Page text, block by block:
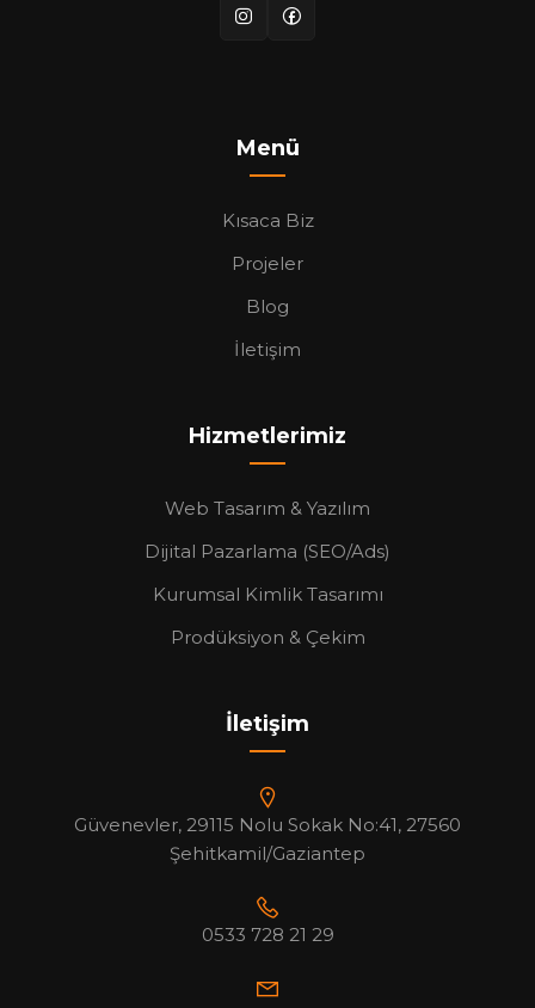
Menü
Kısaca Biz
Projeler
Blog
İletişim
Hizmetlerimiz
Web Tasarım & Yazılım
Dijital Pazarlama (SEO/Ads)
Kurumsal Kimlik Tasarımı
Prodüksiyon & Çekim
İletişim
Güvenevler, 29115 Nolu Sokak No:41, 27560
Şehitkamil/Gaziantep
0533 728 21 29